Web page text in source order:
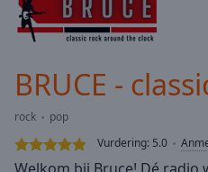
Skip
Forward
Current
Time 0:00
Duration
Loaded:
BRUCE -
rock
pop
Vurdering: 5.0